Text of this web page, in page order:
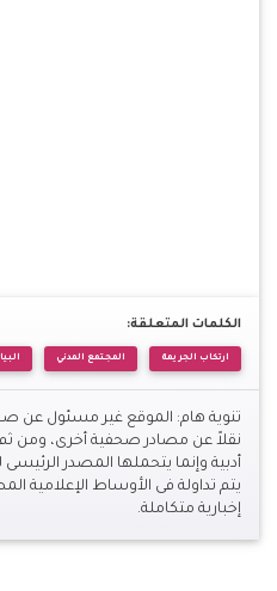
الكلمات المتعلقة:
ارتكاب الجريمة المجتمع المدني
تنوية هام: الموقع غير مسئول عن
نقلاً عن مصادر صحفية أخرى، ومن ثم
أدبية وإنما يتحملها المصدر
يتم تداولة فى الأوساط الإعلامية
إخبارية متكاملة.